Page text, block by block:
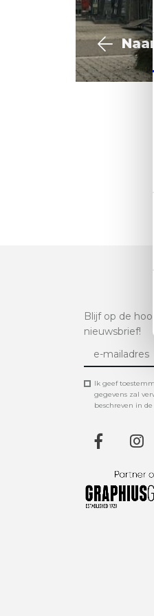
Blijf op de
nieuwsbrief!
Ik geef
gegevens zal
beschreven in de